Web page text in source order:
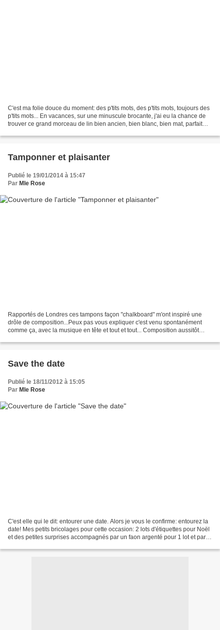
C'est ma folie douce du moment: des p'tits mots, des p'tits mots, toujours des
p'tits mots... En vacances, sur une minuscule brocante, j'ai eu la chance de
trouver ce grand morceau de lin bien ancien, bien blanc, bien mat, parfait
Tamponner et plaisanter
Publié le 19/01/2014 à 15:47
Par Mle Rose
Rapportés de Londres ces tampons façon "chalkboard" m'ont inspiré une
drôle de composition...Peux pas vous expliquer c'est venu spontanément
comme ça, avec la musique en tête et tout et tout... Composition aussitôt
Save the date
Publié le 18/11/2012 à 15:05
Par Mle Rose
C'est elle qui le dit: entourer une date. Alors je vous le confirme: entourez la
date! Mes petits bricolages pour cette occasion: 2 lots d'étiquettes pour Noël
et des petites surprises accompagnés par un faon argenté pour 1 lot et par